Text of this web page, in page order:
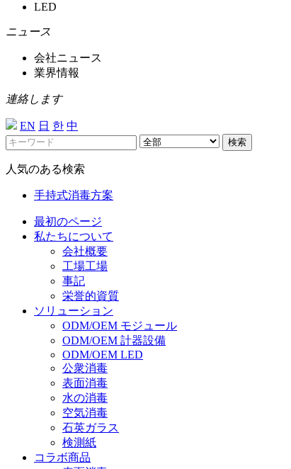
LED
ニュース
会社ニュース
業界情報
連絡します
EN 日 한 中
検索
人気のある検索
手持式消毒方案
最初のページ
私たちについて
会社概要
工場工場
事記
栄誉的資質
ソリューション
ODM/OEM モジュール
ODM/OEM 計器設備
ODM/OEM LED
公衆消毒
表面消毒
水の消毒
空気消毒
石英ガラス
検測紙
コラボ商品